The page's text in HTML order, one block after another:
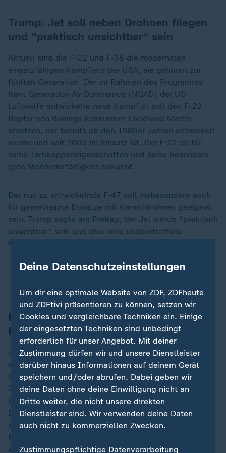
Trump: Jet soll neben Drohnen fliegen
und "praktisch unsichtbar" sein
Aktuell sind die F-22 und F-35 die modernsten
einsatzfähigen Kampfjets der USA, sie gehören zur
fünften Generation. Der im Rahmen des Programms
Next Generation Air Dominance (NGAD) der US-
Luftwaffe entwickelte neue Kampfjet soll den F-22
Raptor von Boeings Konkurrent Lockheed Martin
ersetzen, der bereits ab den 1980er Jahren entwickelt
wurde und seit 2005 im Einsatz ist. Der F-22 ist für
seine Tarnkappeneigenschaften und seine besonders
gute Manövrierfähigkeit bekannt.
Der nun zu entwickelnde F-47 soll insbesondere auch
für gemeinsame Einsätze mit Kampfdrohnen geeignet
sein. Trump sagte am Freitag, der Jet werde "praktisch
unsichtbar" sein und über eine unübertroffene
Manövrier- und Leistungsfähigkeit verfügen.
Richterin blockiert Ausschluss von Transmenschen
Kampfjet-Projekt 2024 wegen hohen
Kosten gestoppt
Zum Volumen des Auftrags für Boeing machte Trump
keine Angaben und führte hierfür Sicherheitsgründe an.
Die Ausgaben dürften jedoch massiv sein: Bereits
2018 hatte die Finanzbehörde des US-Kongresses mit
bis zu 300 Millionen Dollar (heute etwa 276 Millionen
Euro) pro Kampfjet gerechnet - deutlich mehr als für
alle anderen Flugzeuge der US-Luftwaffe. Das NGAD-
Programm war 2024 zunächst aufgrund von Bedenken
wegen der hohen Kosten gestoppt worden.
Deine Datenschutzeinstellungen
Um dir eine optimale Website von ZDF, ZDFheute
und ZDFtivi präsentieren zu können, setzen wir
Cookies und vergleichbare Techniken ein. Einige
der eingesetzten Techniken sind unbedingt
erforderlich für unser Angebot. Mit deiner
Zustimmung dürfen wir und unsere Dienstleister
darüber hinaus Informationen auf deinem Gerät
speichern und/oder abrufen. Dabei geben wir
deine Daten ohne deine Einwilligung nicht an
Dritte weiter, die nicht unsere direkten
Dienstleister sind. Wir verwenden deine Daten
auch nicht zu kommerziellen Zwecken.
Zustimmungspflichtige Datenverarbeitung